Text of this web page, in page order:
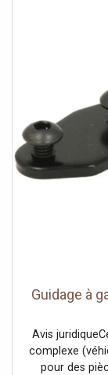
Guidage à
Avis
complexe
pour des